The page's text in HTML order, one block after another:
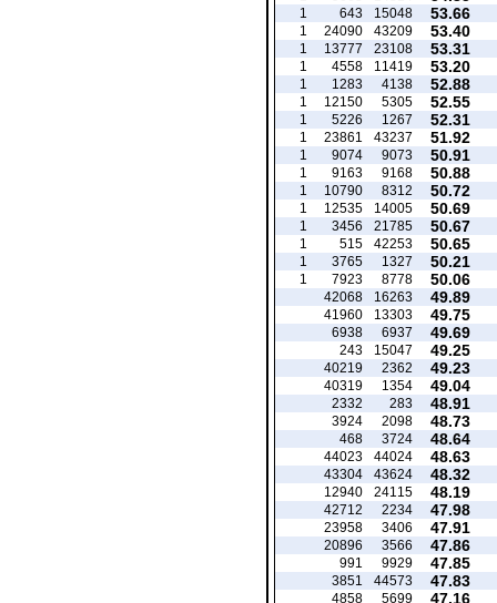
53.66
15048
643
1
53.40
43209
24090
1
53.31
23108
13777
1
53.20
11419
4558
1
52.88
4138
1283
1
52.55
5305
12150
1
52.31
1267
5226
1
51.92
43237
23861
1
50.91
9073
9074
1
50.88
9168
9163
1
50.72
8312
10790
1
50.69
14005
12535
1
50.67
21785
3456
1
50.65
42253
515
1
50.21
1327
3765
1
50.06
8778
7923
1
49.89
16263
42068
49.75
13303
41960
49.69
6937
6938
49.25
15047
243
49.23
2362
40219
49.04
1354
40319
48.91
283
2332
48.73
2098
3924
48.64
3724
468
48.63
44024
44023
48.32
43624
43304
48.19
24115
12940
47.98
2234
42712
47.91
3406
23958
47.86
3566
20896
47.85
9929
991
47.83
44573
3851
47.16
5699
4858